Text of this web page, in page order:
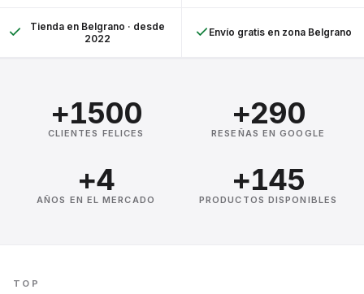
Tienda en Belgrano · desde
2022
Envío gratis en zona Belgrano
+1500
CLIENTES FELICES
+290
RESEÑAS EN GOOGLE
+4
AÑOS EN EL MERCADO
+145
PRODUCTOS DISPONIBLES
TOP